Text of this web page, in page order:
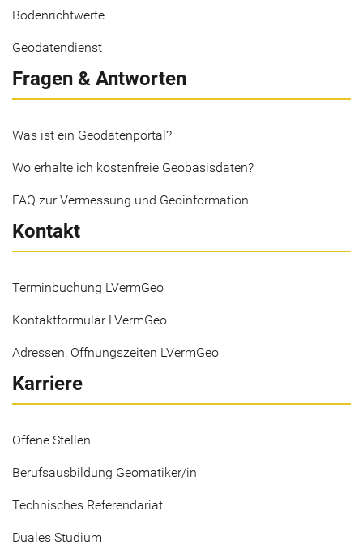
Bodenrichtwerte
Geodatendienst
Fragen & Antworten
Was ist ein Geodatenportal?
Wo erhalte ich kostenfreie Geobasisdaten?
FAQ zur Vermessung und Geoinformation
Kontakt
Terminbuchung LVermGeo
Kontaktformular LVermGeo
Adressen, Öffnungszeiten LVermGeo
Karriere
Offene Stellen
Berufsausbildung Geomatiker/in
Technisches Referendariat
Duales Studium